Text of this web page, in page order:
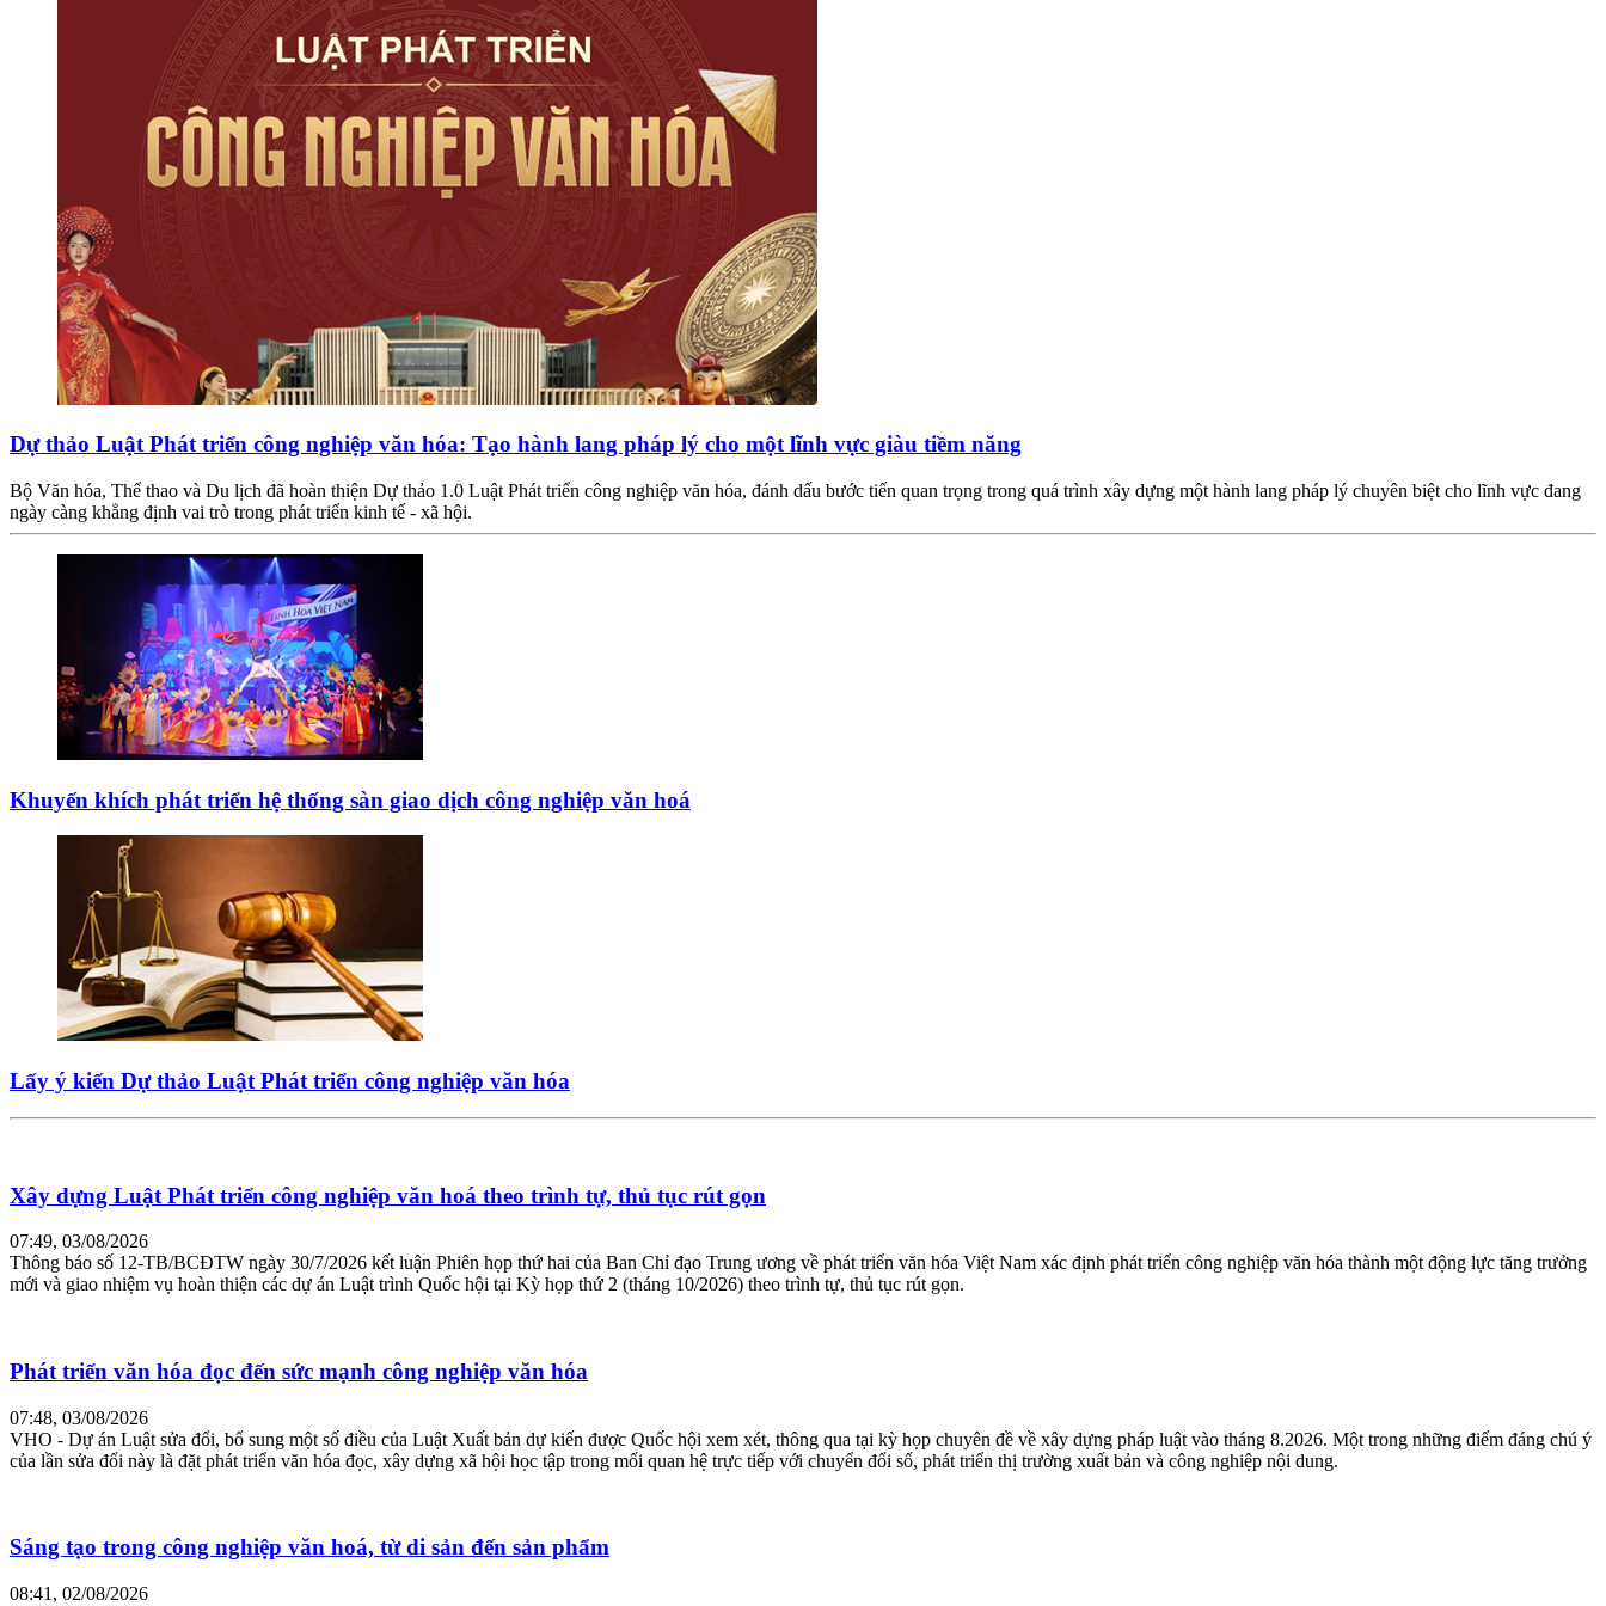
Dự thảo Luật Phát triển công nghiệp văn hóa: Tạo hành lang pháp lý cho một lĩnh vực giàu tiềm năng
Bộ Văn hóa, Thể thao và Du lịch đã hoàn thiện Dự thảo 1.0 Luật Phát triển công nghiệp văn hóa, đánh dấu bước tiến quan trọng trong quá trình xây dựng một hành lang pháp lý chuyên biệt cho lĩnh vực đang
ngày càng khẳng định vai trò trong phát triển kinh tế - xã hội.
Khuyến khích phát triển hệ thống sàn giao dịch công nghiệp văn hoá
Lấy ý kiến Dự thảo Luật Phát triển công nghiệp văn hóa
Xây dựng Luật Phát triển công nghiệp văn hoá theo trình tự, thủ tục rút gọn
07:49, 03/08/2026
Thông báo số 12-TB/BCĐTW ngày 30/7/2026 kết luận Phiên họp thứ hai của Ban Chỉ đạo Trung ương về phát triển văn hóa Việt Nam xác định phát triển công nghiệp văn hóa thành một động lực tăng trưởng
mới và giao nhiệm vụ hoàn thiện các dự án Luật trình Quốc hội tại Kỳ họp thứ 2 (tháng 10/2026) theo trình tự, thủ tục rút gọn.
Phát triển văn hóa đọc đến sức mạnh công nghiệp văn hóa
07:48, 03/08/2026
VHO - Dự án Luật sửa đổi, bổ sung một số điều của Luật Xuất bản dự kiến được Quốc hội xem xét, thông qua tại kỳ họp chuyên đề về xây dựng pháp luật vào tháng 8.2026. Một trong những điểm đáng chú ý
của lần sửa đổi này là đặt phát triển văn hóa đọc, xây dựng xã hội học tập trong mối quan hệ trực tiếp với chuyển đổi số, phát triển thị trường xuất bản và công nghiệp nội dung.
Sáng tạo trong công nghiệp văn hoá, từ di sản đến sản phẩm
08:41, 02/08/2026